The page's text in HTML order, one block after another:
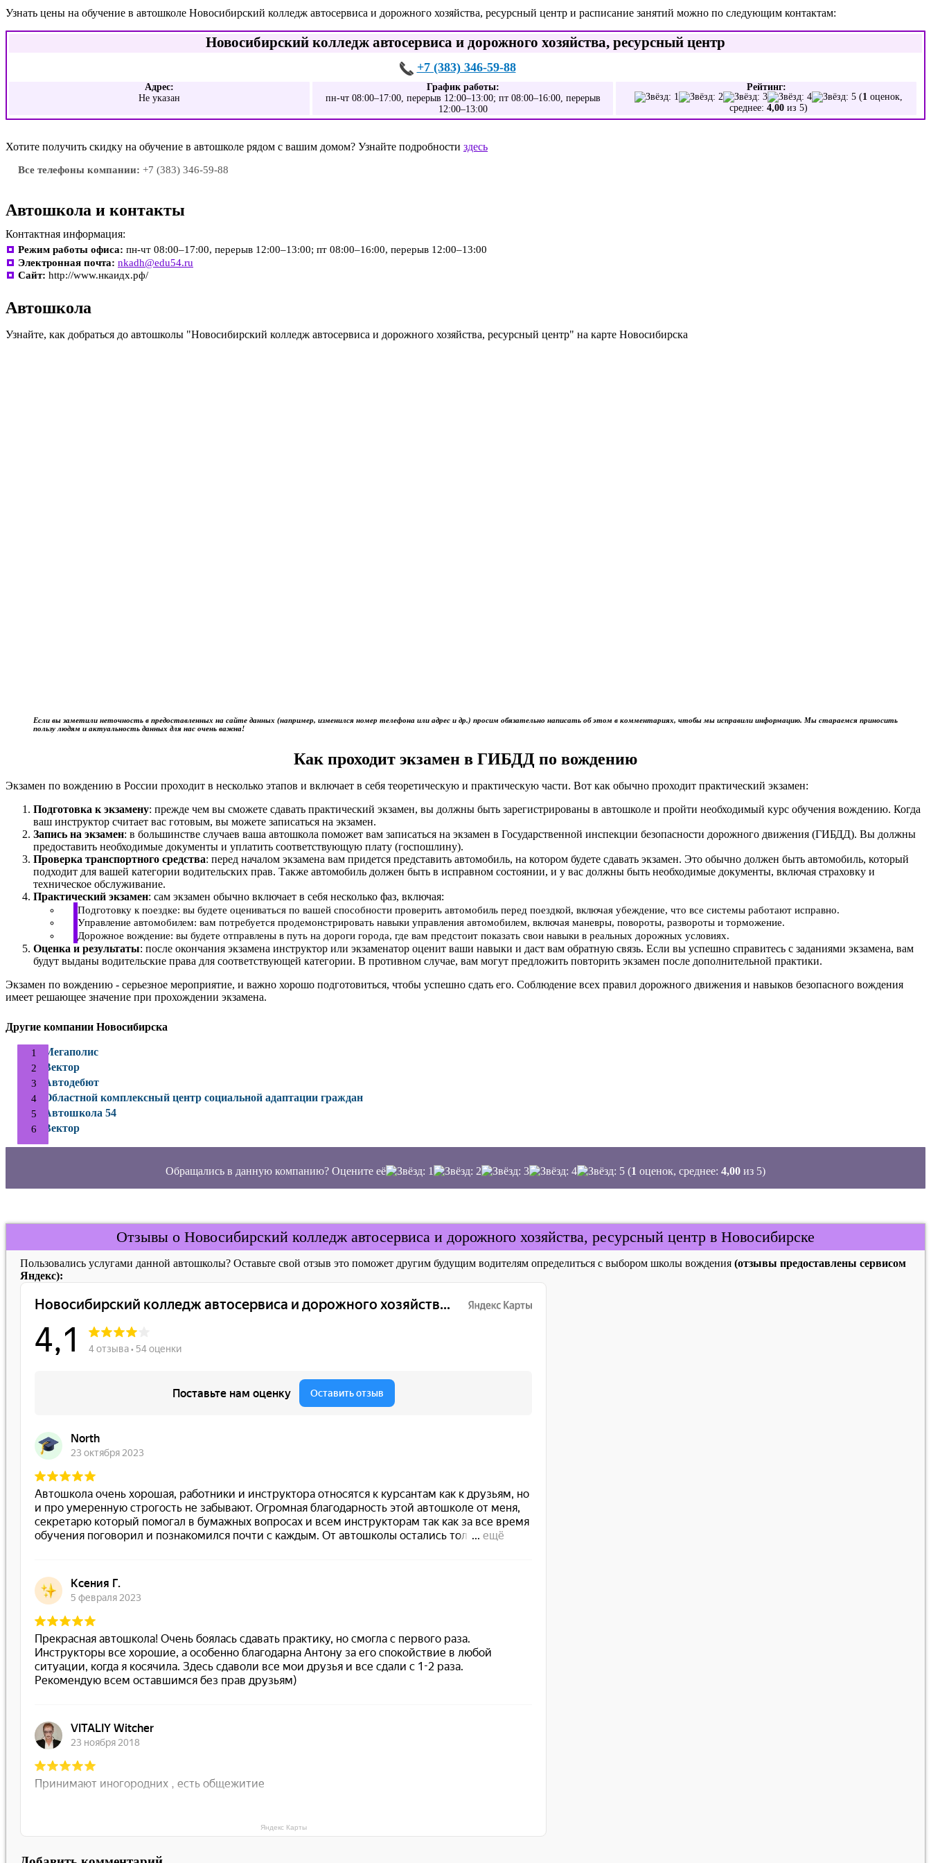
Узнать цены на обучение в автошколе Новосибирский колледж автосервиса и дорожного хозяйства, ресурсный центр и расписание занятий можно по следующим контактам:
Новосибирский колледж автосервиса и дорожного хозяйства, ресурсный центр
+7 (383) 346-59-88
Адрес:
Не указан
График работы:
пн-чт 08:00–17:00, перерыв 12:00–13:00; пт 08:00–16:00, перерыв
12:00–13:00
Рейтинг:
(1 оценок,
среднее: 4,00 из 5)
Хотите получить скидку на обучение в автошколе рядом с вашим домом? Узнайте подробности здесь
Все телефоны компании: +7 (383) 346-59-88
Автошкола и контакты
Контактная информация:
Режим работы офиса: пн-чт 08:00–17:00, перерыв 12:00–13:00; пт 08:00–16:00, перерыв 12:00–13:00
Электронная почта: nkadh@edu54.ru
Сайт: http://www.нкаидх.рф/
Автошкола
Узнайте, как добраться до автошколы "Новосибирский колледж автосервиса и дорожного хозяйства, ресурсный центр" на карте Новосибирска
Если вы заметили неточность в предоставленных на сайте данных (например, изменился номер телефона или адрес и др.) просим обязательно написать об этом в комментариях, чтобы мы исправили информацию. Мы стараемся приносить
пользу людям и актуальность данных для нас очень важна!
Как проходит экзамен в ГИБДД по вождению
Экзамен по вождению в России проходит в несколько этапов и включает в себя теоретическую и практическую части. Вот как обычно проходит практический экзамен:
Подготовка к экзамену: прежде чем вы сможете сдавать практический экзамен, вы должны быть зарегистрированы в автошколе и пройти необходимый курс обучения вождению. Когда
ваш инструктор считает вас готовым, вы можете записаться на экзамен.
Запись на экзамен: в большинстве случаев ваша автошкола поможет вам записаться на экзамен в Государственной инспекции безопасности дорожного движения (ГИБДД). Вы должны
предоставить необходимые документы и уплатить соответствующую плату (госпошлину).
Проверка транспортного средства: перед началом экзамена вам придется представить автомобиль, на котором будете сдавать экзамен. Это обычно должен быть автомобиль, который
подходит для вашей категории водительских прав. Также автомобиль должен быть в исправном состоянии, и у вас должны быть необходимые документы, включая страховку и
техническое обслуживание.
Практический экзамен: сам экзамен обычно включает в себя несколько фаз, включая:
Подготовку к поездке: вы будете оцениваться по вашей способности проверить автомобиль перед поездкой, включая убеждение, что все системы работают исправно.
Управление автомобилем: вам потребуется продемонстрировать навыки управления автомобилем, включая маневры, повороты, развороты и торможение.
Дорожное вождение: вы будете отправлены в путь на дороги города, где вам предстоит показать свои навыки в реальных дорожных условиях.
Оценка и результаты: после окончания экзамена инструктор или экзаменатор оценит ваши навыки и даст вам обратную связь. Если вы успешно справитесь с заданиями экзамена, вам
будут выданы водительские права для соответствующей категории. В противном случае, вам могут предложить повторить экзамен после дополнительной практики.
Экзамен по вождению - серьезное мероприятие, и важно хорошо подготовиться, чтобы успешно сдать его. Соблюдение всех правил дорожного движения и навыков безопасного вождения
имеет решающее значение при прохождении экзамена.
Другие компании Новосибирска
Мегаполис
Вектор
Автодебют
Областной комплексный центр социальной адаптации граждан
Автошкола 54
Вектор
Обращались в данную компанию? Оцените её (1 оценок, среднее: 4,00 из 5)
Отзывы о Новосибирский колледж автосервиса и дорожного хозяйства, ресурсный центр в Новосибирске
Пользовались услугами данной автошколы? Оставьте свой отзыв это поможет другим будущим водителям определиться с выбором школы вождения (отзывы предоставлены сервисом
Яндекс):
Яндекс Карты